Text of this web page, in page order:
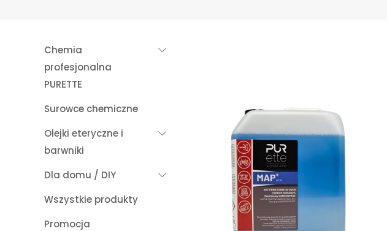
Chemia
profesjonalna
PURETTE
Surowce chemiczne
Olejki eteryczne i
barwniki
Dla domu / DIY
Wszystkie produkty
Promocja